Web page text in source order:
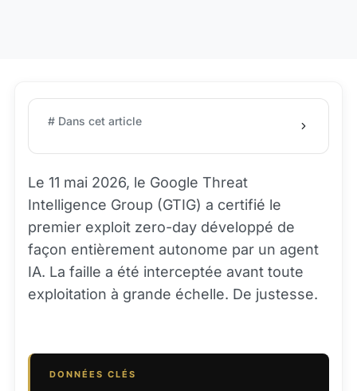
# Dans cet article
Le 11 mai 2026, le Google Threat
Intelligence Group (GTIG) a certifié le
premier exploit zero-day développé de
façon entièrement autonome par un agent
IA. La faille a été interceptée avant toute
exploitation à grande échelle. De justesse.
DONNÉES CLÉS